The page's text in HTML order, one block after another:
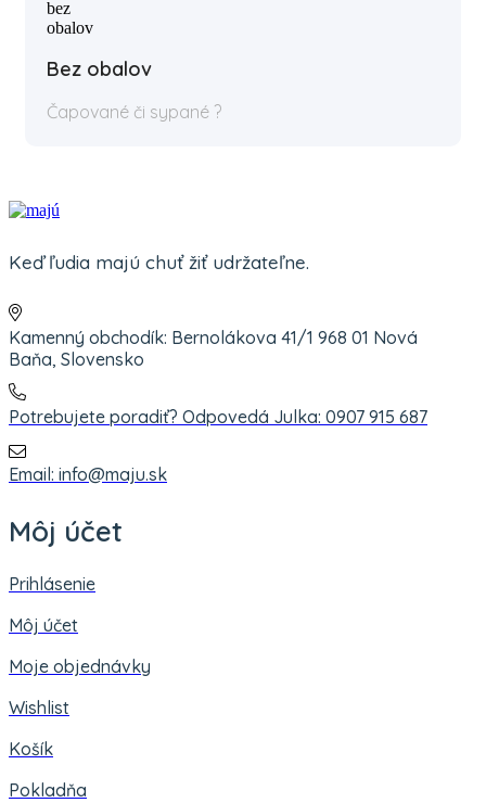
Bez obalov
Čapované či sypané ?
Keď ľudia majú chuť žiť udržateľne.
Kamenný obchodík: Bernolákova 41/1 968 01 Nová
Baňa, Slovensko
Potrebujete poradiť? Odpovedá Julka: 0907 915 687
Email: info@maju.sk
Môj účet
Prihlásenie
Môj účet
Moje objednávky
Wishlist
Košík
Pokladňa